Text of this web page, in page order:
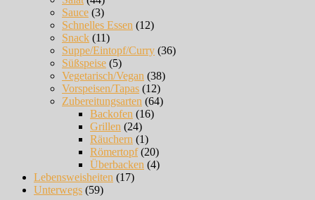
Sauce (3)
Schnelles Essen (12)
Snack (11)
Suppe/Eintopf/Curry (36)
Süßspeise (5)
Vegetarisch/Vegan (38)
Vorspeisen/Tapas (12)
Zubereitungsarten (64)
Backofen (16)
Grillen (24)
Räuchern (1)
Römertopf(20)
Überbacken (4)
Lebensweisheiten (17)
Unterwegs (59)